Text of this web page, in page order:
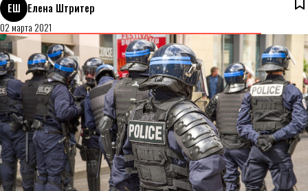
ЕШ Елена Штритер
02 марта 2021